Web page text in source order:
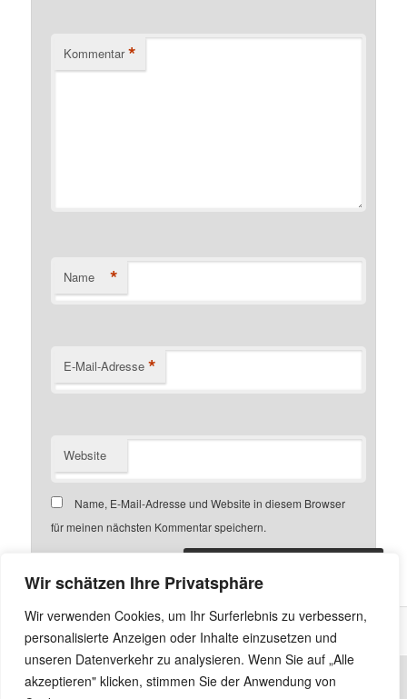
Wir schätzen Ihre Privatsphäre
Wir verwenden Cookies, um Ihr Surferlebnis zu verbessern,
personalisierte Anzeigen oder Inhalte einzusetzen und
unseren Datenverkehr zu analysieren. Wenn Sie auf „Alle
akzeptieren" klicken, stimmen Sie der Anwendung von
Kommentar *
Name *
E-Mail-Adresse *
Website
Name, E-Mail-Adresse und Website in diesem Browser
für meinen nächsten Kommentar speichern.